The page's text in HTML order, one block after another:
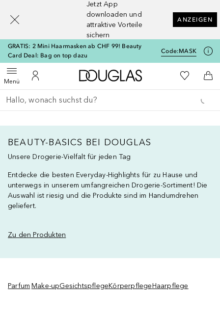
Jetzt App
downloaden und
attraktive Vorteile
sichern
ANZEIGEN
GRATIS: 2 Mini Haarmasken ab CHF 99! Beauty
Card Deal: Bag on top dazu
Code:MASK
MenüMenü öffnenZu Meinem Kundenkonto
Zur Douglas Startseite
Zu Meiner
Gehe zurück
Suche ausführen
BEAUTY-BASICS BEI DOUGLAS
Unsere Drogerie-Vielfalt für jeden Tag
Entdecke die besten Everyday-Highlights für zu Hause und
unterwegs in unserem umfangreichen Drogerie-Sortiment! Die
Auswahl ist riesig und die Produkte sind im Handumdrehen
geliefert.
Zu den Produkten
Parfum Make-upGesichtspflegeKörperpflegeHaarpflege
[navigation.slideout.screenreader]